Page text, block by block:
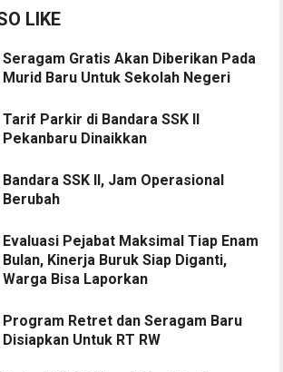
LIKE
Seragam Gratis Akan Diberikan Pada
Murid Baru Untuk Sekolah Negeri
Tarif Parkir di Bandara SSK II
Pekanbaru Dinaikkan
Bandara SSK II, Jam Operasional
Berubah
Evaluasi Pejabat Maksimal Tiap Enam
Bulan, Kinerja Buruk Siap Diganti,
Warga Bisa Laporkan
Program Retret dan Seragam Baru
Disiapkan Untuk RT RW